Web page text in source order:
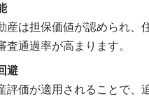
産は担保価値が認められ、
査通過率が高まります。
避
評価が適用されることで、